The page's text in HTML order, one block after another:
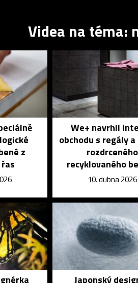
Videa na téma:
z
We+ navrhli
obchodu s regály
rozdrceného
recyklovaného
10. dubna 2026
Japonský